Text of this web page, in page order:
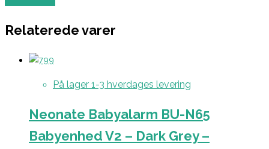
Relaterede varer
På lager 1-3 hverdages levering
Neonate Babyalarm BU-N65
Babyenhed V2 – Dark Grey –